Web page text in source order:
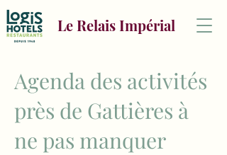
Le Relais Impérial
Agenda des activités
près de Gattières à
ne pas manquer